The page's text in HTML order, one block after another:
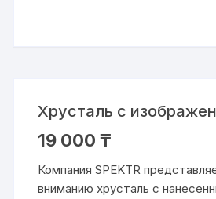
Хрусталь с
19 000₸
Компания SPEKTR
вниманию хрусталь с